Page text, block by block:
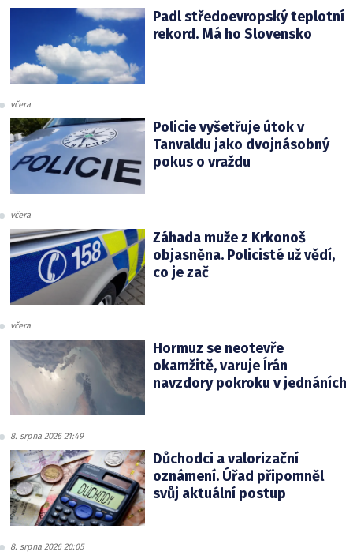
Padl středoevropský teplotní
rekord. Má ho Slovensko
včera
Policie vyšetřuje útok v
Tanvaldu jako dvojnásobný
pokus o vraždu
včera
Záhada muže z Krkonoš
objasněna. Policisté už vědí,
co je zač
včera
Hormuz se neotevře
okamžitě, varuje Írán
navzdory pokroku v jednáních
8. srpna 2026 21:49
Důchodci a valorizační
oznámení. Úřad připomněl
svůj aktuální postup
8. srpna 2026 20:05